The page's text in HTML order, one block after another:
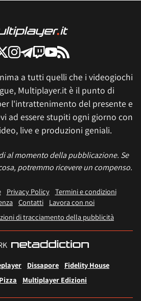
a tutti quelli che i videogiochi
Multiplayer.it è il punto di
l'intrattenimento del presente e
ad essere stupiti ogni giorno con
live e produzioni geniali.
al momento della pubblicazione. Se
potremmo ricevere un compenso.
Privacy Policy
Termini e condizioni
Contatti
Lavora con noi
di tracciamento della pubblicità
Dissapore
Fidelity House
Multiplayer Edizioni